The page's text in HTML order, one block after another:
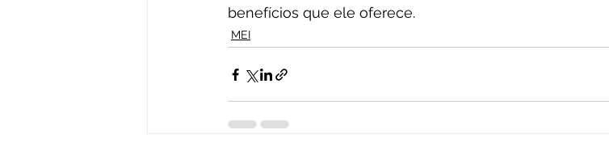
benefícios que ele oferece.
MEI